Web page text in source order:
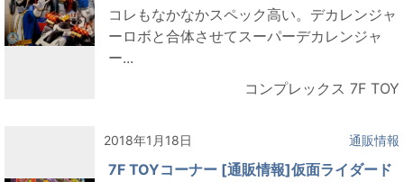
コレもなかなかスペック高い。デカレンジャ
ーロボと合体させてスーパーデカレンジャ
ー...
コンプレックス 7F TOY
2018年1月18日 通販情報
7F TOYコーナー [通販情報]仮面ライダード